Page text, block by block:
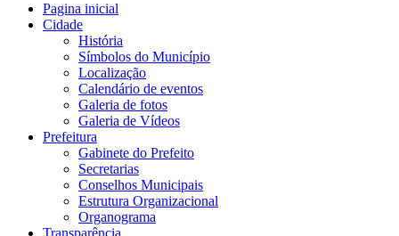
Pagina inicial
Cidade
História
Símbolos do Município
Localização
Calendário de eventos
Galeria de fotos
Galeria de Vídeos
Prefeitura
Gabinete do Prefeito
Secretarias
Conselhos Municipais
Estrutura Organizacional
Organograma
Transparência